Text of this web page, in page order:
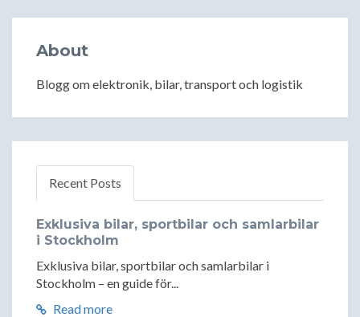
About
Blogg om elektronik, bilar, transport och logistik
Recent Posts
Exklusiva bilar, sportbilar och samlarbilar
i Stockholm
Exklusiva bilar, sportbilar och samlarbilar i
Stockholm – en guide för...
Read more